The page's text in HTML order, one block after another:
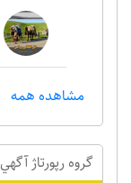
مشاهده همه
گروه رپورتاژ آگهي